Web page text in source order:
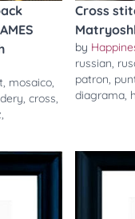
, mosaico,
, cross,
,
Cross
by
russian,
patron,
diagrama,